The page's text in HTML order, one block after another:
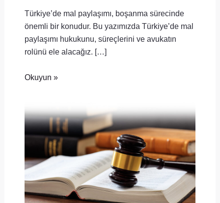
Türkiye’de mal paylaşımı, boşanma sürecinde
önemli bir konudur. Bu yazımızda Türkiye’de mal
paylaşımı hukukunu, süreçlerini ve avukatın
rolünü ele alacağız. […]
Okuyun »